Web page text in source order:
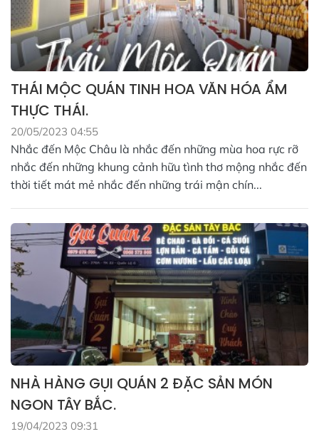
THÁI MỘC QUÁN TINH HOA VĂN HÓA ẨM
THỰC THÁI.
20/05/2023 04:55
Nhắc đến Mộc Châu là nhắc đến những mùa hoa rực rỡ
nhắc đến những khung cảnh hữu tình thơ mộng nhắc đến
thời tiết mát mẻ nhắc đến những trái mận chín...
NHÀ HÀNG GỤI QUÁN 2 ĐẶC SẢN MÓN
NGON TÂY BẮC.
19/04/2023 09:31